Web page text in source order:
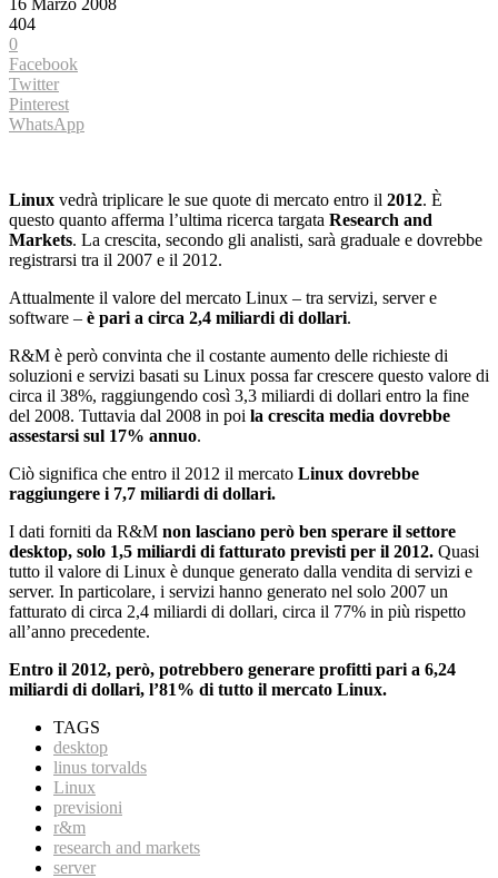
404
0
Facebook
Twitter
Pinterest
WhatsApp
Linux vedrà triplicare le sue quote di mercato entro il 2012. È
questo quanto afferma l’ultima ricerca targata Research and
Markets. La crescita, secondo gli analisti, sarà graduale e dovrebbe
registrarsi tra il 2007 e il 2012.
Attualmente il valore del mercato Linux – tra servizi, server e
software – è pari a circa 2,4 miliardi di dollari.
R&M è però convinta che il costante aumento delle richieste di
soluzioni e servizi basati su Linux possa far crescere questo valore di
circa il 38%, raggiungendo così 3,3 miliardi di dollari entro la fine
del 2008. Tuttavia dal 2008 in poi la crescita media dovrebbe
assestarsi sul 17% annuo.
Ciò significa che entro il 2012 il mercato Linux dovrebbe
raggiungere i 7,7 miliardi di dollari.
I dati forniti da R&M non lasciano però ben sperare il settore
desktop, solo 1,5 miliardi di fatturato previsti per il 2012. Quasi
tutto il valore di Linux è dunque generato dalla vendita di servizi e
server. In particolare, i servizi hanno generato nel solo 2007 un
fatturato di circa 2,4 miliardi di dollari, circa il 77% in più rispetto
all’anno precedente.
Entro il 2012, però, potrebbero generare profitti pari a 6,24
miliardi di dollari, l’81% di tutto il mercato Linux.
TAGS
desktop
linus torvalds
Linux
previsioni
r&m
research and markets
server